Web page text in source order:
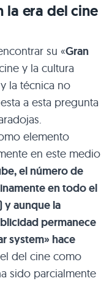
la era del cine
su «Gran
y la cultura
la técnica no
a esta pregunta
elemento
en este medio
el número de
en todo el
y aunque la
permanece
system» hace
del cine como
sido parcialmente